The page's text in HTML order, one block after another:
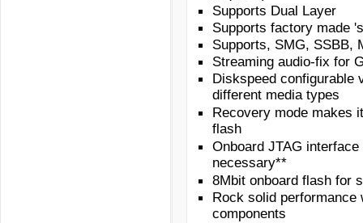
Supports Dual Layer
Supports factory made
Supports, SMG, SSBB,
Streaming audio-fix for
Diskspeed configurable
different media types
Recovery mode makes
flash
Onboard JTAG
necessary**
8Mbit onboard flash for
Rock solid performance
components